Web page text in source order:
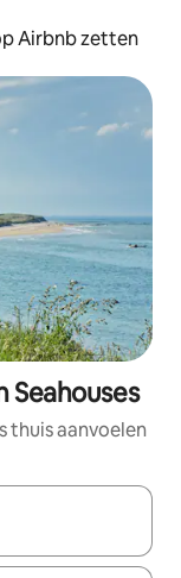
Airbnb zetten
Seahouses
thuis aanvoelen
je een keuze